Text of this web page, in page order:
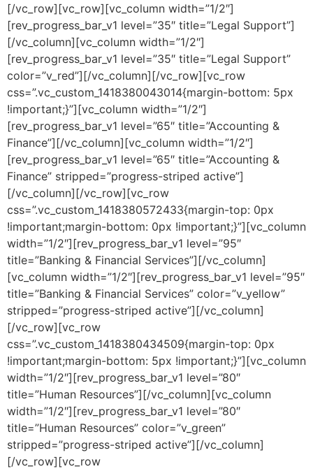
[/vc_row][vc_row][vc_column width=”1/2″]
[rev_progress_bar_v1 level=”35″ title=”Legal Support”]
[/vc_column][vc_column width=”1/2″]
[rev_progress_bar_v1 level=”35″ title=”Legal Support”
color=”v_red”][/vc_column][/vc_row][vc_row
css=”.vc_custom_1418380043014{margin-bottom: 5px
!important;}”][vc_column width=”1/2″]
[rev_progress_bar_v1 level=”65″ title=”Accounting &
Finance”][/vc_column][vc_column width=”1/2″]
[rev_progress_bar_v1 level=”65″ title=”Accounting &
Finance” stripped=”progress-striped active”]
[/vc_column][/vc_row][vc_row
css=”.vc_custom_1418380572433{margin-top: 0px
!important;margin-bottom: 0px !important;}”][vc_column
width=”1/2″][rev_progress_bar_v1 level=”95″
title=”Banking & Financial Services”][/vc_column]
[vc_column width=”1/2″][rev_progress_bar_v1 level=”95″
title=”Banking & Financial Services” color=”v_yellow”
stripped=”progress-striped active”][/vc_column]
[/vc_row][vc_row
css=”.vc_custom_1418380434509{margin-top: 0px
!important;margin-bottom: 5px !important;}”][vc_column
width=”1/2″][rev_progress_bar_v1 level=”80″
title=”Human Resources”][/vc_column][vc_column
width=”1/2″][rev_progress_bar_v1 level=”80″
title=”Human Resources” color=”v_green”
stripped=”progress-striped active”][/vc_column]
[/vc_row][vc_row